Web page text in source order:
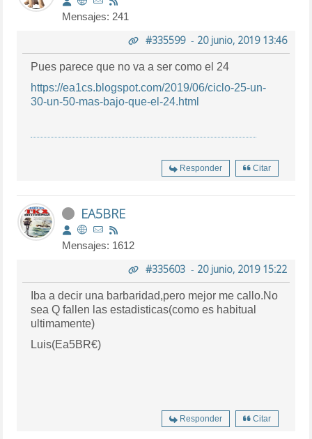
Mensajes: 241
#335599- 20 junio, 2019 13:46
Pues parece que no va a ser como el 24
https://ea1cs.blogspot.com/2019/06/ciclo-25-un-
30-un-50-mas-bajo-que-el-24.html
Responder Citar
EA5BRE
Mensajes: 1612
#335603- 20 junio, 2019 15:22
Iba a decir una barbaridad,pero mejor me callo.No
sea Q fallen las estadisticas(como es habitual
ultimamente)
Luis(Ea5BR€)
Responder Citar